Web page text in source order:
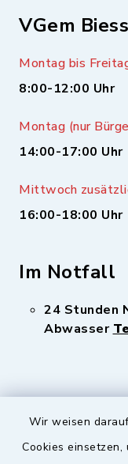
Wir weisen
Cookies
VGem
Montag bis
8:00-12:00 Uhr
Montag (nur
14:00-17:00 Uhr
Mittwoch
16:00-18:00 Uhr
Im Notfall
24 Stunden
Abwasser